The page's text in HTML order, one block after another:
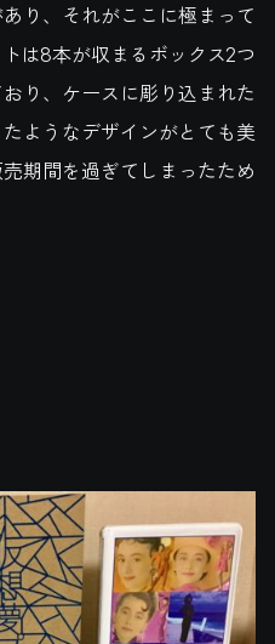
り、それがここに極まって
は8本が収まるボックス2つ
り、ケースに彫り込まれた
ようなデザインがとても美
期間を過ぎてしまったため